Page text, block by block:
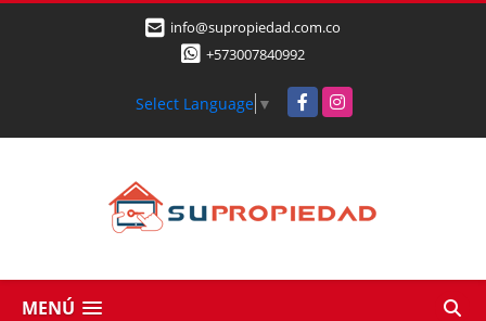
info@supropiedad.com.co
+573007840992
Select Language ▼ FacebookInstagram
MENÚ